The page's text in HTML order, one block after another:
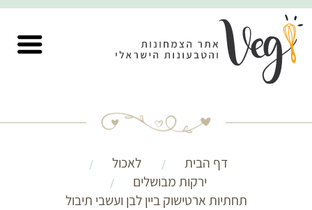
דף הבית
לאכול
ירקות מבושלים
תחתיות ארטישוק ביין לבן ועשבי תיבול